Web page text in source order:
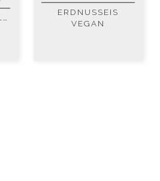
PFEFFERMINZTALER
ERDNUSSEIS
VEGAN